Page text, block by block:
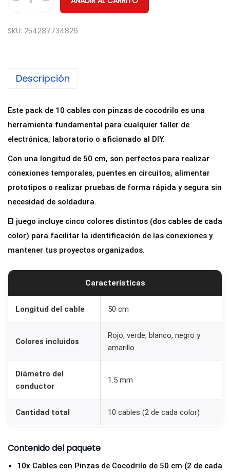
e
d
1
0
C
e
d
e
P
e
b
c
P
n
s
d
SKU: 254287734826
Descripción
Este pack de 10 cables con pinzas de cocodrilo es una
herramienta fundamental para cualquier taller de
electrónica, laboratorio o aficionado al DIY.
Con una longitud de 50 cm, son perfectos para realizar
conexiones temporales, puentes en circuitos, alimentar
prototipos o realizar pruebas de forma rápida y segura sin
necesidad de soldadura.
El juego incluye cinco colores distintos (dos cables de cada
color) para facilitar la identificación de las conexiones y
mantener tus proyectos organizados.
Características
Longitud del cable 50 cm
Colores incluidos
Rojo, verde, blanco, negro y
amarillo
Diámetro del
conductor
1.5 mm
Cantidad total 10 cables (2 de cada color)
Contenido del paquete
10x Cables con Pinzas de Cocodrilo de 50 cm (2 de cada